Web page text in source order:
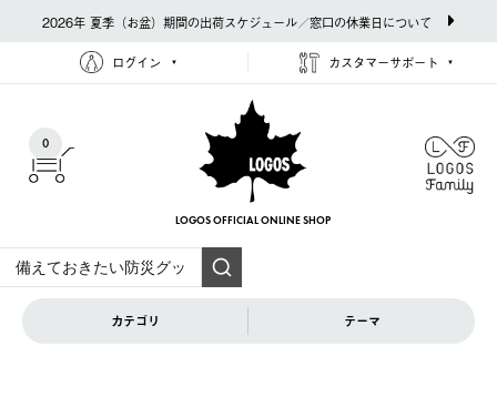
2026年 夏季（お盆）期間の出荷スケジュール／窓口の休業日について
ログイン カスタマーサポート
0
LOGOS OFFICIAL ONLINE SHOP
カテゴリ テーマ